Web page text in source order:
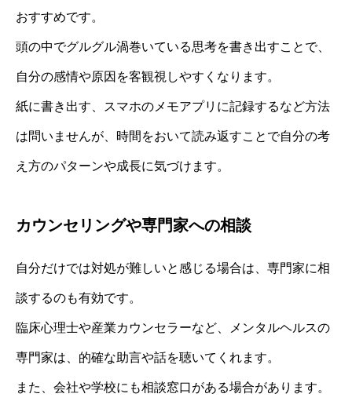
おすすめです。
頭の中でグルグル渦巻いている思考を書き出すことで、
自分の感情や原因を客観視しやすくなります。
紙に書き出す、スマホのメモアプリに記録するなど方法
は問いませんが、時間をおいて読み返すことで自分の考
え方のパターンや成長に気づけます。
カウンセリングや専門家への相談
自分だけでは対処が難しいと感じる場合は、専門家に相
談するのも有効です。
臨床心理士や産業カウンセラーなど、メンタルヘルスの
専門家は、的確な助言や話を聴いてくれます。
また、会社や学校にも相談窓口がある場合があります。